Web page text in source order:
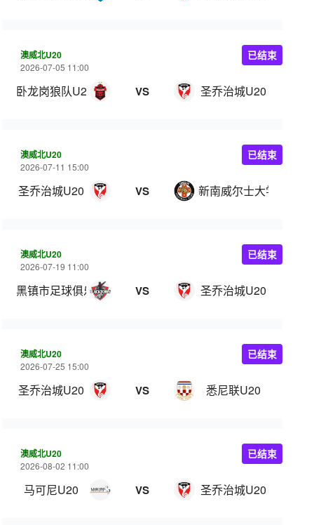
澳威北U20
2026-07-05 11:00
卧龙岗狼队U20 VS 圣乔治城U20
已结束
澳威北U20
2026-07-11 15:00
圣乔治城U20 VS 新南威尔士大学U20
已结束
澳威北U20
2026-07-19 11:00
黑镇市足球俱乐部U20 VS 圣乔治城U20
已结束
澳威北U20
2026-07-25 15:00
圣乔治城U20 VS 悉尼联U20
已结束
澳威北U20
2026-08-02 11:00
马可尼U20 VS 圣乔治城U20
已结束